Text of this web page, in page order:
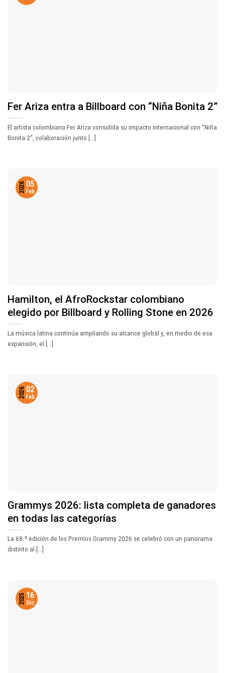
Fer Ariza entra a Billboard con “Niña Bonita 2”
El artista colombiano Fer Ariza consolida su impacto internacional con “Niña
Bonita 2”, colaboración junto [...]
Hamilton, el AfroRockstar colombiano
elegido por Billboard y Rolling Stone en 2026
La música latina continúa ampliando su alcance global y, en medio de esa
expansión, el [...]
05
Feb
2026
Grammys 2026: lista completa de ganadores
en todas las categorías
La 68.ª edición de los Premios Grammy 2026 se celebró con un panorama
distinto al [...]
02
Feb
2026
16
Dic
2025